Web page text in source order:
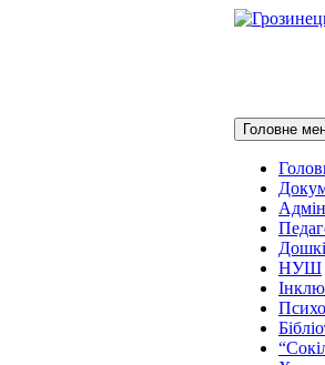
Пошук
Головне
НУШ